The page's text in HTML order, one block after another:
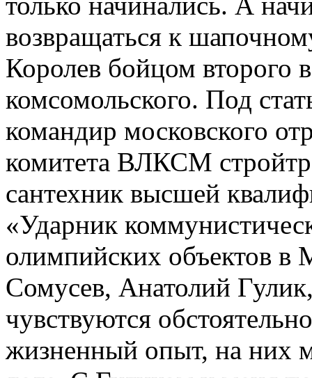
возвращаться к
Королев бойцом второго
комсомольского. Под
командир московского
комитета ВЛКСМ
сантехник высшей
«Ударник
олимпийских объектов в
Сомусев, Анатолий
чувствуются
жизненный опыт, на них